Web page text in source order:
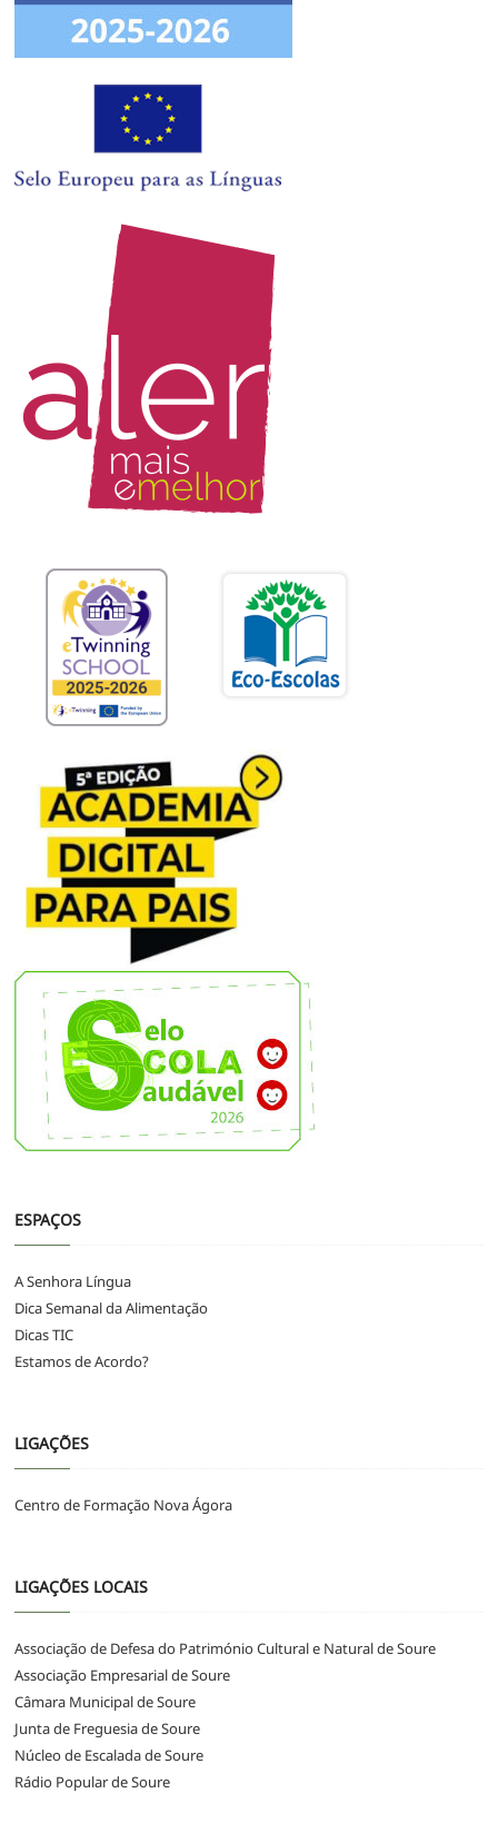
ESPAÇOS
A Senhora Língua
Dica Semanal da Alimentação
Dicas TIC
Estamos de Acordo?
LIGAÇÕES
Centro de Formação Nova Ágora
LIGAÇÕES LOCAIS
Associação de Defesa do Património Cultural e Natural de Soure
Associação Empresarial de Soure
Câmara Municipal de Soure
Junta de Freguesia de Soure
Núcleo de Escalada de Soure
Rádio Popular de Soure